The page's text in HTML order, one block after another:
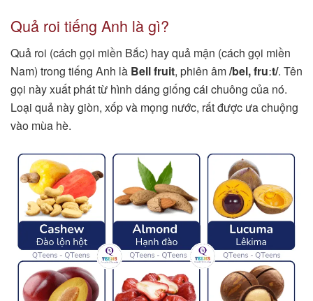
Quả roi tiếng Anh là gì?
Quả roi (cách gọi miền Bắc) hay quả mận (cách gọi miền
Nam) trong tiếng Anh là Bell fruit, phiên âm/bel, fruːt/. Tên
gọi này xuất phát từ hình dáng giống cái chuông của nó.
Loại quả này giòn, xốp và mọng nước, rất được ưa chuộng
vào mùa hè.